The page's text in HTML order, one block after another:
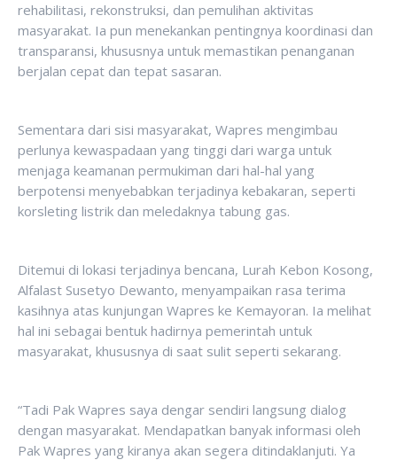
rehabilitasi, rekonstruksi, dan pemulihan aktivitas
masyarakat. Ia pun menekankan pentingnya koordinasi dan
transparansi, khususnya untuk memastikan penanganan
berjalan cepat dan tepat sasaran.
Sementara dari sisi masyarakat, Wapres mengimbau
perlunya kewaspadaan yang tinggi dari warga untuk
menjaga keamanan permukiman dari hal-hal yang
berpotensi menyebabkan terjadinya kebakaran, seperti
korsleting listrik dan meledaknya tabung gas.
Ditemui di lokasi terjadinya bencana, Lurah Kebon Kosong,
Alfalast Susetyo Dewanto, menyampaikan rasa terima
kasihnya atas kunjungan Wapres ke Kemayoran. Ia melihat
hal ini sebagai bentuk hadirnya pemerintah untuk
masyarakat, khususnya di saat sulit seperti sekarang.
“Tadi Pak Wapres saya dengar sendiri langsung dialog
dengan masyarakat. Mendapatkan banyak informasi oleh
Pak Wapres yang kiranya akan segera ditindaklanjuti. Ya